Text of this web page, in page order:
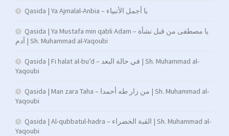
Qasida | Ya Ajmalal-Anbia – يا أجمل الأنبياء
Qasida | Ya Mustafa min qabli Adam – يا مصطفى من قبل نشأة
آدم | Sh. Muhammad al-Yaqoubi
Qasida | Fi halat al-bu’d – في حالة البعد | Sh. Muhammad al-
Yaqoubi
Qasida | Man zara Taha – من زار طه أحمدا | Sh. Muhammad al-
Yaqoubi
Qasida | Al-qubbatul-hadra – القبة الخضراء | Sh. Muhammad al-
Yaqoubi